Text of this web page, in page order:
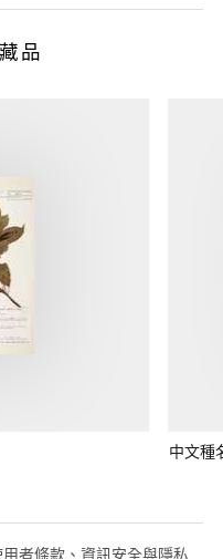
品
中文種
者條款、資訊安全與隱私